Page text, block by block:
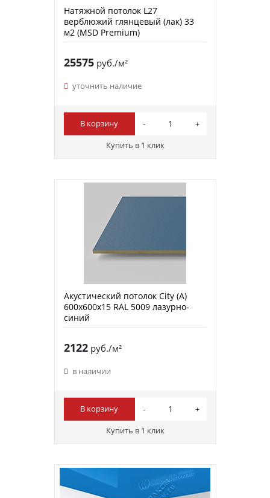
Натяжной потолок L27
верблюжий глянцевый (лак) 33
м2 (MSD Premium)
25575руб./м²
уточнить наличие
В корзину
Купить в 1 клик
Акустический потолок City (A)
600х600х15 RAL 5009 лазурно-
синий
2122руб./м²
в наличии
В корзину
Купить в 1 клик